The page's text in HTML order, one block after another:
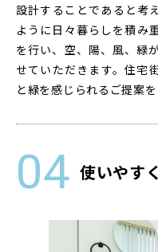
設計することであると考
ように日々暮らしを積み
を行い、空、陽、風、緑
せていただきます。住宅
と緑を感じられるご提案
使いやす